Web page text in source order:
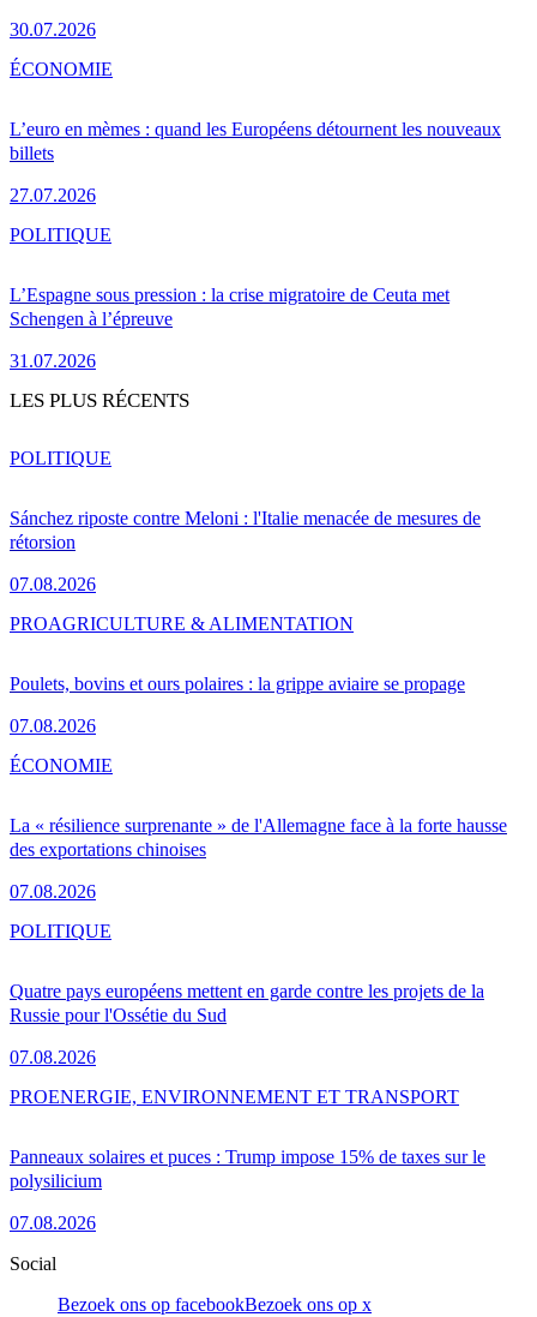
30.07.2026
L’euro en mèmes : quand les Européens détournent les nouveaux
billets
27.07.2026
ÉCONOMIE
L’Espagne sous pression : la crise migratoire de Ceuta met
Schengen à l’épreuve
31.07.2026
POLITIQUE
LES PLUS RÉCENTS
Sánchez riposte contre Meloni : l'Italie menacée de mesures de
rétorsion
07.08.2026
POLITIQUE
Poulets, bovins et ours polaires : la grippe aviaire se propage
07.08.2026
PROAGRICULTURE & ALIMENTATION
La « résilience surprenante » de l'Allemagne face à la forte hausse
des exportations chinoises
07.08.2026
ÉCONOMIE
Quatre pays européens mettent en garde contre les projets de la
Russie pour l'Ossétie du Sud
07.08.2026
POLITIQUE
Panneaux solaires et puces : Trump impose 15% de taxes sur le
polysilicium
07.08.2026
PROENERGIE, ENVIRONNEMENT ET TRANSPORT
Social
Bezoek ons op facebookBezoek ons op x